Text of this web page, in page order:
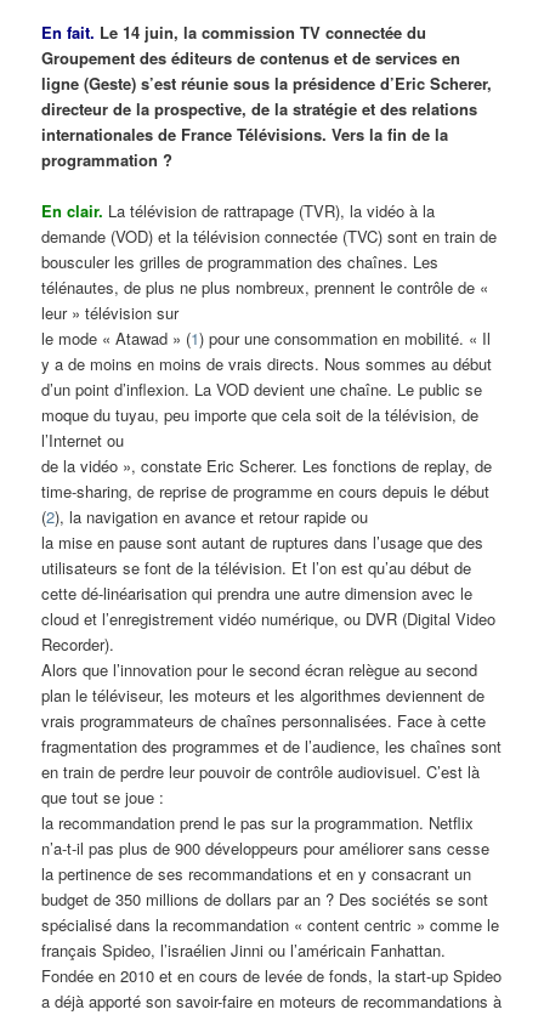
En fait. Le 14 juin, la commission TV connectée du
Groupement des éditeurs de contenus et de services en
ligne (Geste) s’est réunie sous la présidence d’Eric Scherer,
directeur de la prospective, de la stratégie et des relations
internationales de France Télévisions. Vers la fin de la
programmation ?
En clair. La télévision de rattrapage (TVR), la vidéo à la
demande (VOD) et la télévision connectée (TVC) sont en train de
bousculer les grilles de programmation des chaînes. Les
télénautes, de plus ne plus nombreux, prennent le contrôle de «
leur » télévision sur
le mode « Atawad » (1) pour une consommation en mobilité. « Il
y a de moins en moins de vrais directs. Nous sommes au début
d’un point d’inflexion. La VOD devient une chaîne. Le public se
moque du tuyau, peu importe que cela soit de la télévision, de
l’Internet ou
de la vidéo », constate Eric Scherer. Les fonctions de replay, de
time-sharing, de reprise de programme en cours depuis le début
(2), la navigation en avance et retour rapide ou
la mise en pause sont autant de ruptures dans l’usage que des
utilisateurs se font de la télévision. Et l’on est qu’au début de
cette dé-linéarisation qui prendra une autre dimension avec le
cloud et l’enregistrement vidéo numérique, ou DVR (Digital Video
Recorder).
Alors que l’innovation pour le second écran relègue au second
plan le téléviseur, les moteurs et les algorithmes deviennent de
vrais programmateurs de chaînes personnalisées. Face à cette
fragmentation des programmes et de l’audience, les chaînes sont
en train de perdre leur pouvoir de contrôle audiovisuel. C’est là
que tout se joue :
la recommandation prend le pas sur la programmation. Netflix
n’a-t-il pas plus de 900 développeurs pour améliorer sans cesse
la pertinence de ses recommandations et en y consacrant un
budget de 350 millions de dollars par an ? Des sociétés se sont
spécialisé dans la recommandation « content centric » comme le
français Spideo, l’israélien Jinni ou l’américain Fanhattan.
Fondée en 2010 et en cours de levée de fonds, la start-up Spideo
a déjà apporté son savoir-faire en moteurs de recommandations à